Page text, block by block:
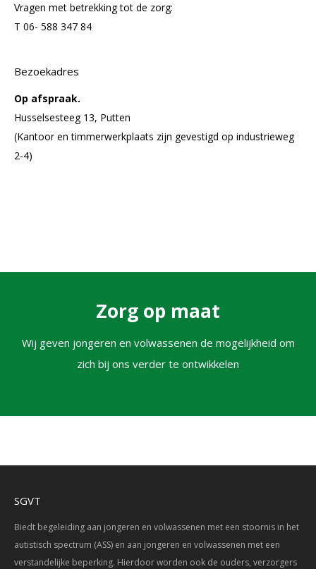
Vragen met betrekking tot de zorg:
T 06- 588 347 84
Bezoekadres
Op afspraak.
Husselsesteeg 13, Putten
(Kantoor en timmerwerkplaats zijn gevestigd op industrieweg
2-4)
Zorg op maat
Wij geven jongeren en volwassenen de mogelijkheid om
zich bij ons verder te ontwikkelen
SGVT
Biedt begeleiding aan jongeren en volwassenen met een stoornis in het
autistisch spectrum (ASS) en aan jongeren en volwassenen met een
verstandelijke beperking. Hierdoor worden ook de ouders, verzorgers